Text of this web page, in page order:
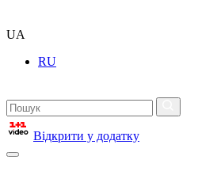
UA
RU
Відкрити у додатку